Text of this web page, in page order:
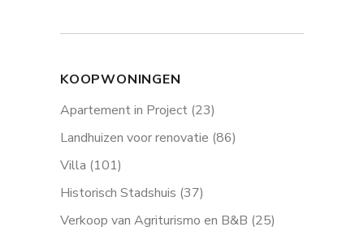
KOOPWONINGEN
Apartement in Project (23)
Landhuizen voor renovatie (86)
Villa (101)
Historisch Stadshuis (37)
Verkoop van Agriturismo en B&B (25)